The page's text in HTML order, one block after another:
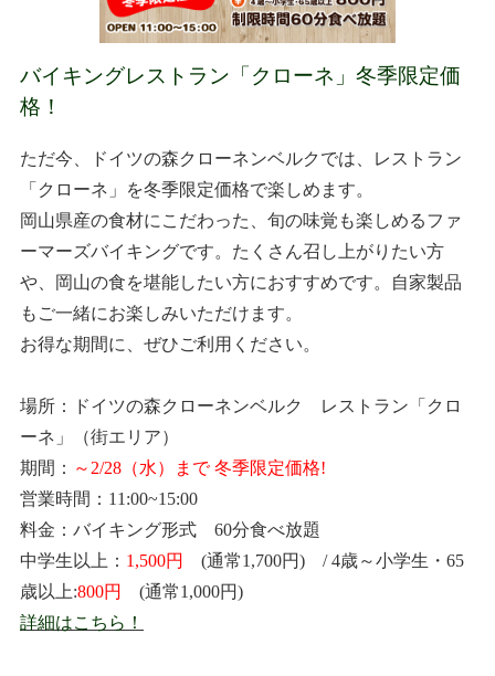
バイキングレストラン「クローネ」冬季限定価
格！
ただ今、ドイツの森クローネンベルクでは、レストラン
「クローネ」を冬季限定価格で楽しめます。
岡山県産の食材にこだわった、旬の味覚も楽しめるファ
ーマーズバイキングです。たくさん召し上がりたい方
や、岡山の食を堪能したい方におすすめです。自家製品
もご一緒にお楽しみいただけます。
お得な期間に、ぜひご利用ください。
場所：ドイツの森クローネンベルク レストラン「クロ
ーネ」（街エリア）
期間： ～2/28（水）まで 冬季限定価格!
営業時間：11:00~15:00
料金：バイキング形式 60分食べ放題
中学生以上： 1,500円
(通常1,700円) / 4歳～小学生・65
歳以上:800円
(通常1,000円)
詳細はこちら！